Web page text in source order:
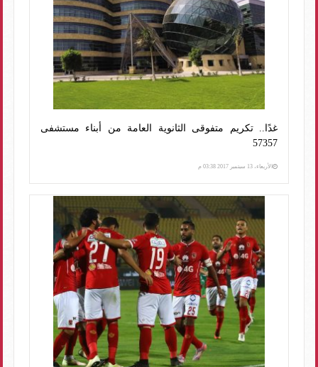
غدًا.. تكريم متفوقى الثانوية العامة من أبناء مستشفى
57357
الأربعاء، 13 سبتمبر 2017 03:38 م